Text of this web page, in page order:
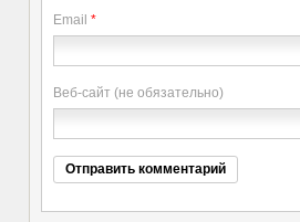
Email *
Веб-сайт (не обязательно)